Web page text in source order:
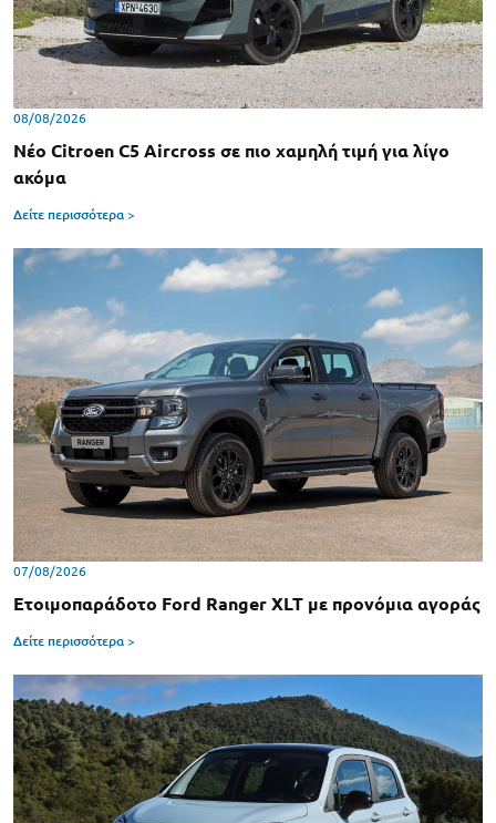
08/08/2026
Νέο Citroen C5 Aircross σε πιο χαμηλή τιμή για λίγο
ακόμα
Δείτε περισσότερα >
07/08/2026
Ετοιμοπαράδοτο Ford Ranger XLT με προνόμια αγοράς
Δείτε περισσότερα >